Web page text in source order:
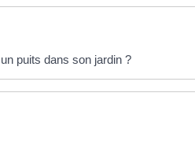
puits dans son jardin ?